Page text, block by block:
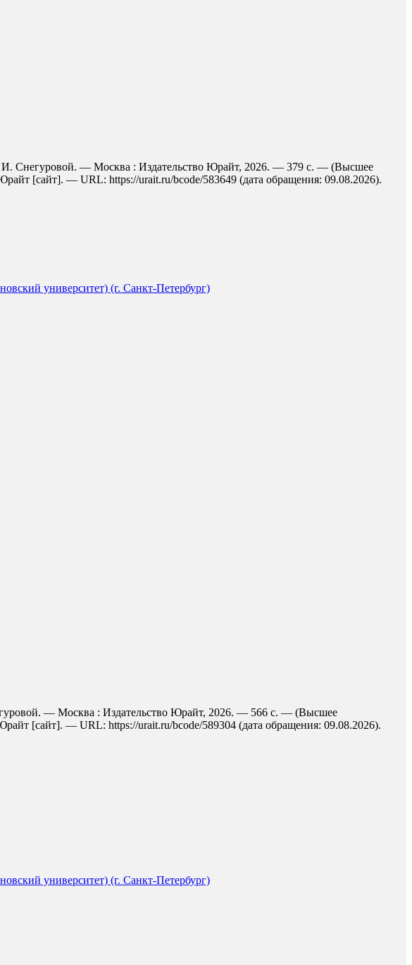
И. Снегуровой. — Москва : Издательство Юрайт, 2026. — 379 с. — (Высшее
[сайт]. — URL: https://urait.ru/bcode/583649 (дата обращения: 09.08.2026).
университет) (г. Санкт-Петербург)
— Москва : Издательство Юрайт, 2026. — 566 с. — (Высшее
[сайт]. — URL: https://urait.ru/bcode/589304 (дата обращения: 09.08.2026).
университет) (г. Санкт-Петербург)